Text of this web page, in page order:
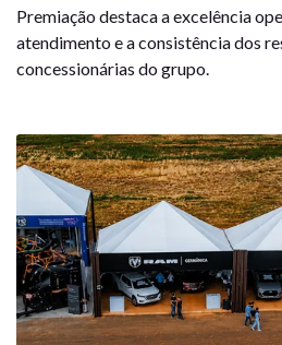
Premiação destaca a excelência
atendimento e a consistência dos
concessionárias do grupo.